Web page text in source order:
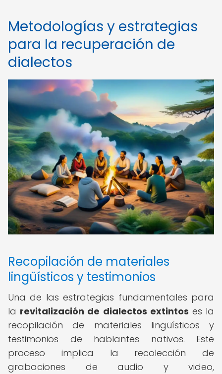
Metodologías y estrategias
para la recuperación de
dialectos
Recopilación de materiales
lingüísticos y testimonios
Una de las estrategias fundamentales para
la revitalización de dialectos extintos es la
recopilación de materiales lingüísticos y
testimonios de hablantes nativos. Este
proceso implica la recolección de
grabaciones de audio y video,